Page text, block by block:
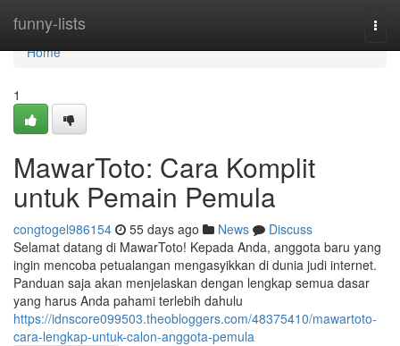
funny-lists
Home
Home
1
MawarToto: Cara Komplit
untuk Pemain Pemula
congtogel986154 55 days ago News
Discuss
Selamat datang di MawarToto! Kepada Anda, anggota baru yang
ingin mencoba petualangan mengasyikkan di dunia judi internet.
Panduan saja akan menjelaskan dengan lengkap semua dasar
yang harus Anda pahami terlebih dahulu
https://idnscore099503.theobloggers.com/48375410/mawartoto-
cara-lengkap-untuk-calon-anggota-pemula